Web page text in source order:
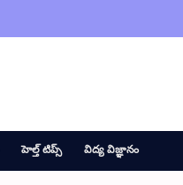
హెల్త్ టిప్స్ విద్య విజ్ఞానం